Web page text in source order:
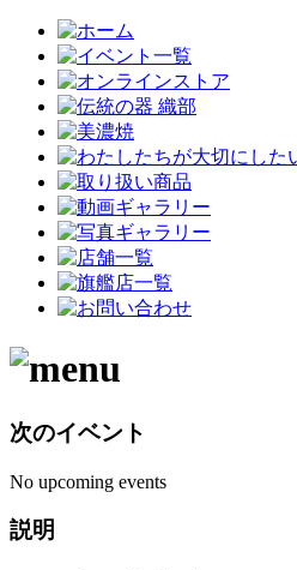
次のイベント
No upcoming events
説明